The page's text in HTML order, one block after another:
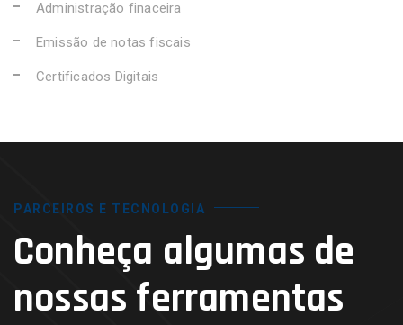
Administração finaceira
Emissão de notas fiscais
Certificados Digitais
PARCEIROS E TECNOLOGIA
Conheça algumas de
nossas ferramentas